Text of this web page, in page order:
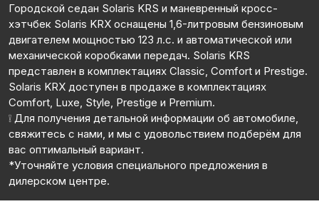
Городской седан Solaris KRS и маневренный кросс-
хэтчбек Solaris KRX оснащены 1,6-литровым бензиновым
двигателем мощностью 123 л.с. и автоматической или
механической коробками передач. Solaris KRS
представлен в комплектациях Classic, Comfort и Prestige.
Solaris KRX доступен в продаже в комплектациях
Comfort, Luxe, Style, Prestige и Premium.
❕ Для получения детальной информации об автомобиле,
свяжитесь с нами, и мы с удовольствием подберём для
вас оптимальный вариант.
*Уточняйте условия специального предложения в
дилерском центре.